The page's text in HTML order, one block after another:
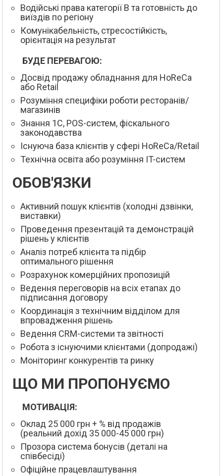
Водійські права категорії B та готовність до
виїздів по регіону
Комунікабельність, стресостійкість,
орієнтація на результат
БУДЕ ПЕРЕВАГОЮ:
Досвід продажу обладнання для HoReCa
або Retail
Розуміння специфіки роботи ресторанів/
магазинів
Знання 1С, POS-систем, фіскального
законодавства
Існуюча база клієнтів у сфері HoReCa/Retail
Технічна освіта або розуміння IT-систем
ОБОВ'ЯЗКИ
Активний пошук клієнтів (холодні дзвінки,
виставки)
Проведення презентацій та демонстрацій
рішень у клієнтів
Аналіз потреб клієнта та підбір
оптимального рішення
Розрахунок комерційних пропозицій
Ведення переговорів на всіх етапах до
підписання договору
Координація з технічним відділом для
впровадження рішень
Ведення CRM-системи та звітності
Робота з існуючими клієнтами (допродажі)
Моніторинг конкурентів та ринку
ЩО МИ ПРОПОНУЄМО
МОТИВАЦІЯ:
Оклад 25 000 грн + % від продажів
(реальний дохід 35 000-45 000 грн)
Прозора система бонусів (деталі на
співбесіді)
Офіційне працевлаштування